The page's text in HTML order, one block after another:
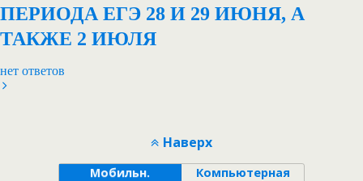
ПЕРИОДА ЕГЭ 28 И 29 ИЮНЯ, А
ТАКЖЕ 2 ИЮЛЯ
нет ответов
Наверх
Мобильн. Компьютерная